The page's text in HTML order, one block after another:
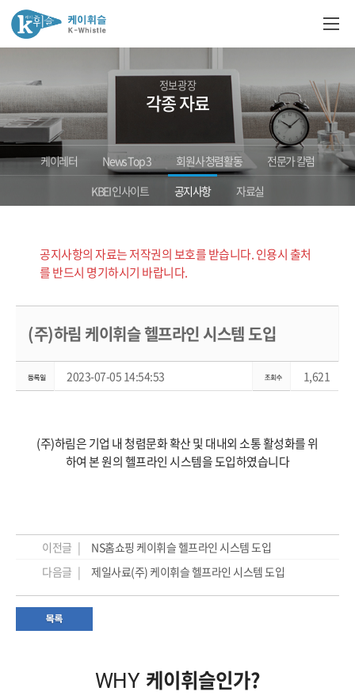
정보광장
각종 자료
케이레터 News Top 3 회원사 청렴활동
전문가 칼럼
KBEI 인사이트
공지사항 자료실
공지사항의 자료는 저작권의 보호를 받습니다. 인용시 출처
를 반드시 명기하시기 바랍니다.
(주)하림 케이휘슬 헬프라인 시스템 도입
2023-07-05 14:54:53 1,621
(주)하림은 기업 내 청렴문화 확산 및 대내외 소통 활성화를 위
하여 본 원의 헬프라인 시스템을 도입하였습니다
이전글 |
NS홈쇼핑 케이휘슬 헬프라인 시스템 도입
다음글 |
제일사료(주) 케이휘슬 헬프라인 시스템 도입
WHY 케이휘슬인가?